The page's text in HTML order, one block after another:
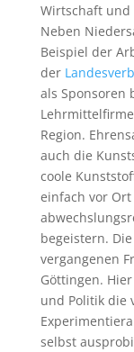
Wirtschaft
Neben
Beispiel der
der
als Sponsoren
Region.
auch die
coole
einfach vor
begeistern.
vergangenen
Göttingen.
und Politik die
selbst